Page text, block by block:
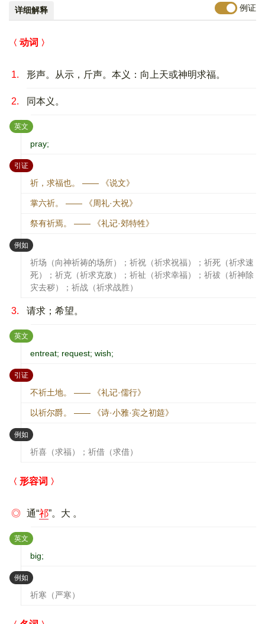
详细解释 例证
动词
1. 形声。从示，斤声。本义：向上天或神明求福。
2. 同本义。
英文 ：
pray;
引证：
祈，求福也。 —— 《说文》
掌六祈。 —— 《周礼·大祝》
祭有祈焉。 —— 《礼记·郊特牲》
例如 ：
祈场（向神祈祷的场所）；祈祝（祈求祝福）；祈死（祈求速
死）；祈克（祈求克敌）；祈祉（祈求幸福）；祈祓（祈神除
灾去秽）；祈战（祈求战胜）
3. 请求；希望。
英文 ：
entreat; request; wish;
引证：
不祈土地。 —— 《礼记·儒行》
以祈尔爵。 —— 《诗·小雅·宾之初筵》
例如 ：
祈喜（求福）；祈借（求借）
形容词
◎ 通“祁”。大 。
英文 ：
big;
例如 ：
祈寒（严寒）